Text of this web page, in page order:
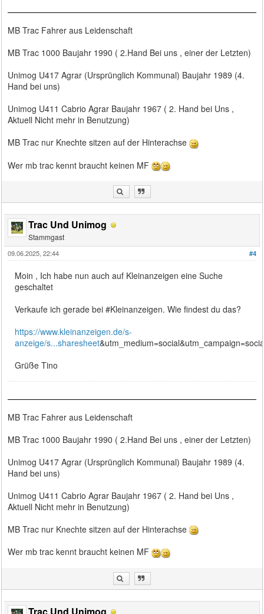
MB Trac Fahrer aus Leidenschaft
MB Trac 1000 Baujahr 1990 ( 2.Hand Bei uns , einer der Letzten)
Unimog U417 Agrar (Ursprünglich Kommunal) Baujahr 1989 (4.
Hand bei uns)
Unimog U411 Cabrio Agrar Baujahr 1967 ( 2. Hand bei Uns ,
Aktuell Nicht mehr in Benutzung)
MB Trac nur Knechte sitzen auf der Hinterachse
Wer mb trac kennt braucht keinen MF
Trac Und Unimog
Stammgast
#4
09.06.2025, 22:44
Moin , Ich habe nun auch auf Kleinanzeigen eine Suche
geschaltet
Verkaufe ich gerade bei #Kleinanzeigen. Wie findest du das?
https://www.kleinanzeigen.de/s-
anzeige/s...sharesheet
Grüße Tino
MB Trac Fahrer aus Leidenschaft
MB Trac 1000 Baujahr 1990 ( 2.Hand Bei uns , einer der Letzten)
Unimog U417 Agrar (Ursprünglich Kommunal) Baujahr 1989 (4.
Hand bei uns)
Unimog U411 Cabrio Agrar Baujahr 1967 ( 2. Hand bei Uns ,
Aktuell Nicht mehr in Benutzung)
MB Trac nur Knechte sitzen auf der Hinterachse
Wer mb trac kennt braucht keinen MF
Trac Und Unimog